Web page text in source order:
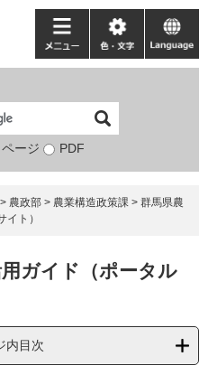
検
象
ページ PDF
メ
ニ
ー
色・
文
language
> 農政部 > 農業構造政策課 > 群馬県農
ト）
ガイド（ポータル
内目次